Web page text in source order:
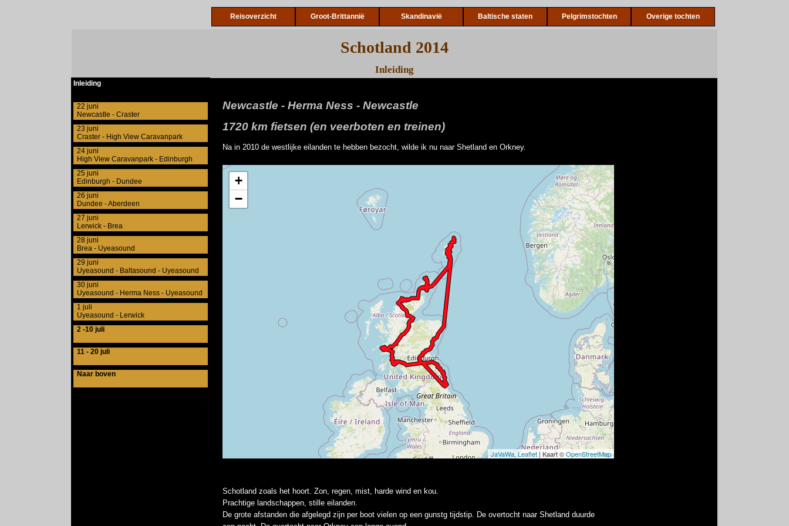
Reisoverzicht Groot-Brittannië Skandinavië Baltische staten Pelgrimstochten Overige tochten
Schotland 2014
Inleiding
Inleiding
22 juni
Newcastle - Craster
23 juni
Craster - High View Caravanpark
24 juni
High View Caravanpark - Edinburgh
25 juni
Edinburgh - Dundee
26 juni
Dundee - Aberdeen
27 juni
Lerwick - Brea
28 juni
Brea - Uyeasound
29 juni
Uyeasound - Baltasound - Uyeasound
30 juni
Uyeasound - Herma Ness - Uyeasound
1 juli
Uyeasound - Lerwick
2 -10 juli
11 - 20 juli
Naar boven
Newcastle - Herma Ness - Newcastle
1720 km fietsen (en veerboten en treinen)
Na in 2010 de westlijke eilanden te hebben bezocht, wilde ik nu naar Shetland en Orkney.
Schotland zoals het hoort. Zon, regen, mist, harde wind en kou.
Prachtige landschappen, stille eilanden.
De grote afstanden die afgelegd zijn per boot vielen op een gunstg tijdstip. De overtocht naar Shetland duurde